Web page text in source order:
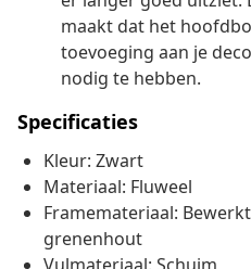
maakt dat het
toevoeging aan je
nodig te hebben.
Specificaties
Kleur: Zwart
Materiaal: Fluweel
Framemateriaal:
grenenhout